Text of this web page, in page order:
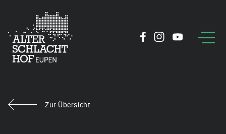
Zur Übersicht